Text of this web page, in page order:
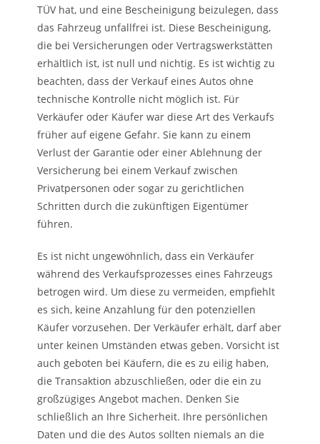
TÜV hat, und eine Bescheinigung beizulegen, dass
das Fahrzeug unfallfrei ist. Diese Bescheinigung,
die bei Versicherungen oder Vertragswerkstätten
erhältlich ist, ist null und nichtig. Es ist wichtig zu
beachten, dass der Verkauf eines Autos ohne
technische Kontrolle nicht möglich ist. Für
Verkäufer oder Käufer war diese Art des Verkaufs
früher auf eigene Gefahr. Sie kann zu einem
Verlust der Garantie oder einer Ablehnung der
Versicherung bei einem Verkauf zwischen
Privatpersonen oder sogar zu gerichtlichen
Schritten durch die zukünftigen Eigentümer
führen.
Es ist nicht ungewöhnlich, dass ein Verkäufer
während des Verkaufsprozesses eines Fahrzeugs
betrogen wird. Um diese zu vermeiden, empfiehlt
es sich, keine Anzahlung für den potenziellen
Käufer vorzusehen. Der Verkäufer erhält, darf aber
unter keinen Umständen etwas geben. Vorsicht ist
auch geboten bei Käufern, die es zu eilig haben,
die Transaktion abzuschließen, oder die ein zu
großzügiges Angebot machen. Denken Sie
schließlich an Ihre Sicherheit. Ihre persönlichen
Daten und die des Autos sollten niemals an die